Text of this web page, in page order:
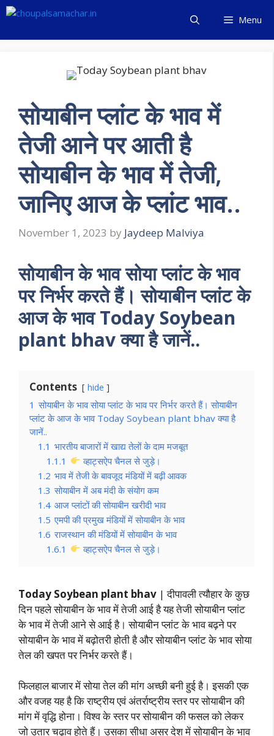
Skip
content
Menu
सोयाबीन प्लांट के भाव में
तेजी आने पर आती है
सोयाबीन के भाव में तेजी,
जानिए आज के प्लांट भाव..
November 1, 2023 by Jaydeep Malviya
सोयाबीन के भाव सोया प्लांट के भाव
पर निर्भर करते हैं। सोयाबीन प्लांट के
आज के भाव Today Soybean
plant bhav क्या है जानें..
Contents hide
1 सोयाबीन के भाव सोया प्लांट के भाव पर निर्भर करते हैं। सोयाबीन
प्लांट के आज के भाव Today Soybean plant bhav क्या है
जानें..
1.1 भारतीय बाजारों में खाद्य तेलों के दाम मजबूत
1.1.1
व्हाट्सऐप चैनल से जुड़े।
1.2 भाव में तेजी के बावजूद मंडियों में बढ़ी आवक
1.3 सोयाबीन में अब मंदी के संयोग कम
1.4 आज प्लांटों की सोयाबीन खरीदी भाव
1.5 एमपी की प्रमुख मंडियों में सोयाबीन के भाव
1.6 राजस्थान की मंडियों में सोयाबीन के भाव
1.6.1
व्हाट्सऐप चैनल से जुड़े।
Today Soybean plant bhav | दीपावली त्यौहार के कुछ
दिन पहले सोयाबीन के भाव में तेजी आई है यह तेजी सोयाबीन प्लांट
के भाव में तेजी आने से आई है। सोयाबीन प्लांट के भाव बढ़ने पर
सोयाबीन के भाव में बढ़ोतरी होती है और सोयाबीन प्लांट के भाव सोया
तेल की खपत पर निर्भर करते हैं।
फिलहाल बाजार में सोया तेल की मांग अच्छी बनी हुई है। इसकी एक
और वजह यह है कि राष्ट्रीय एवं अंतर्राष्ट्रीय स्तर पर सोयाबीन की
मांग में वृद्धि होना। विश्व के स्तर पर सोयाबीन की फसल को लेकर
जो उतार चढ़ाव होते हैं। उसका सीधा असर देश में सोयाबीन के भाव